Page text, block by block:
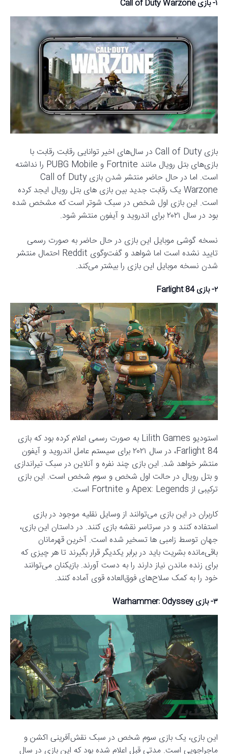
۱- بازی Call of Duty Warzone
بازی Call of Duty در سال‌های اخیر توانایی رقابت رقابت با
بازی‌های بتل رویال مانند Fortnite و PUBG Mobile را نداشته
است. اما در حال حاضر منتشر شدن بازی Call of Duty
Warzone یک رقابت جدید بین بازی های بتل رویال ایجد کرده
است. این بازی اول شخص در سبک شوتر است که مشخص شده
بود در سال ۲۰۲۱ برای اندروید و آیفون منتشر شود.
نسخه گوشی موبایل این بازی در حال حاضر به صورت رسمی
تایید نشده است اما شواهد و گفت‌وگوی Reddit احتمال منتشر
شدن نسخه موبایل این بازی را بیشتر می‌کند.
۲- بازی Farlight 84
استودیو Lilith Games به صورت رسمی اعلام کرده بود که بازی
Farlight 84، در سال ۲۰۲۱ برای سیستم عامل اندروید و آیفون
منتشر خواهد شد. این بازی چند نفره و آنلاین در سبک تیراندازی
و بتل رویال در حالت اول شخص و سوم شخص است. این بازی
ترکیبی از Apex: Legends و Fortnite است.
کاربران در این بازی می‌توانند از وسایل نقلیه موجود در بازی
استفاده کنند و در سرتاسر نقشه بازی کنند. در داستان این بازی،
جهان توسط زامبی ها تسخیر شده است. آخرین قهرمانان
باقی‌مانده بشریت باید در برابر یکدیگر قرار بگیرند تا هر چیزی که
برای زنده ماندن نیاز دارند را به دست آورند. بازیکنان می‌توانند
خود را به کمک سلاح‌های فوق‌العاده قوی آماده کنند.
۳- بازی Warhammer: Odyssey
این بازی، یک بازی سوم شخص در سبک نقش‌آفرینی اکشن و
ماجراجویی است. مدتی قبل اعلام شده بود که این بازی در سال